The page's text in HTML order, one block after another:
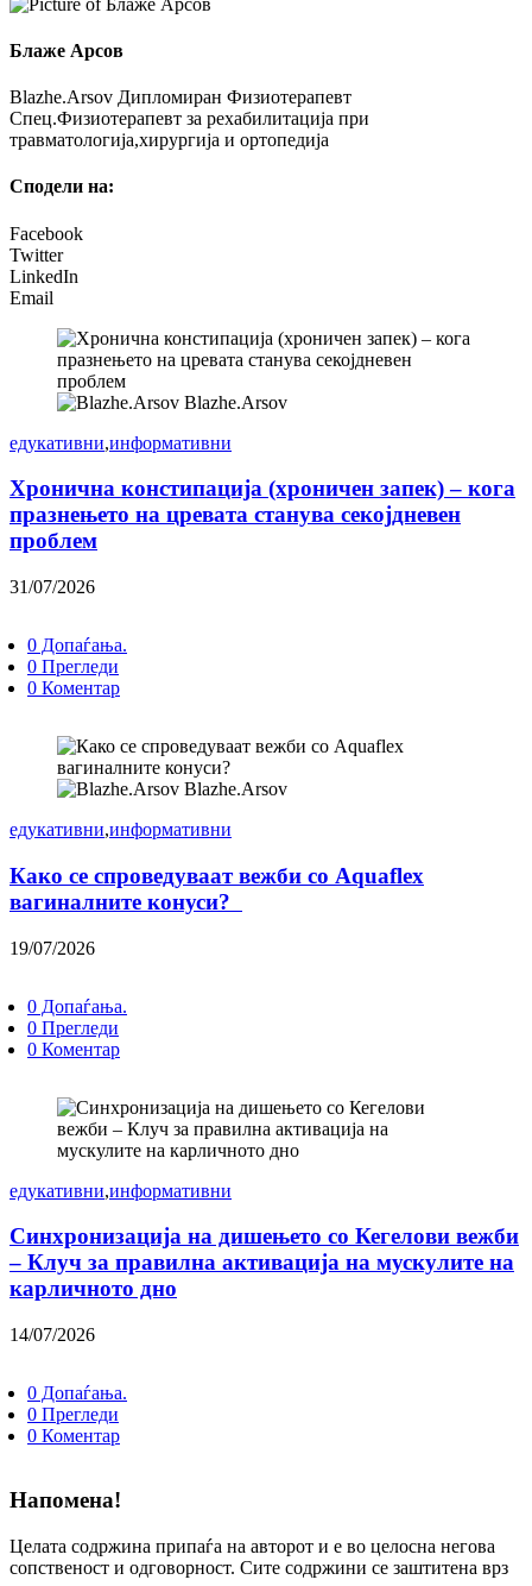
Блаже Арсов
Blazhe.Arsov Дипломиран Физиотерапевт
Спец.Физиотерапевт за рехабилитација при
травматологија,хирургија и ортопедија
Сподели на:
Facebook
Twitter
LinkedIn
Email
Blazhe.Arsov
едукативни,информативни
Хронична констипација (хроничен запек) – кога
празнењето на цревата станува секојдневен
проблем
31/07/2026
0 Допаѓања.
0 Прегледи
0 Коментар
Blazhe.Arsov
едукативни,информативни
Како се спроведуваат вежби со Aquaflex
вагиналните конуси?
19/07/2026
0 Допаѓања.
0 Прегледи
0 Коментар
едукативни,информативни
Синхронизација на дишењето со Кегелови вежби
– Клуч за правилна активација на мускулите на
карличното дно
14/07/2026
0 Допаѓања.
0 Прегледи
0 Коментар
Напомена!
Целата содржина припаѓа на авторот и е во целосна негова
сопственост и одговорност. Сите содржини се заштитена врз